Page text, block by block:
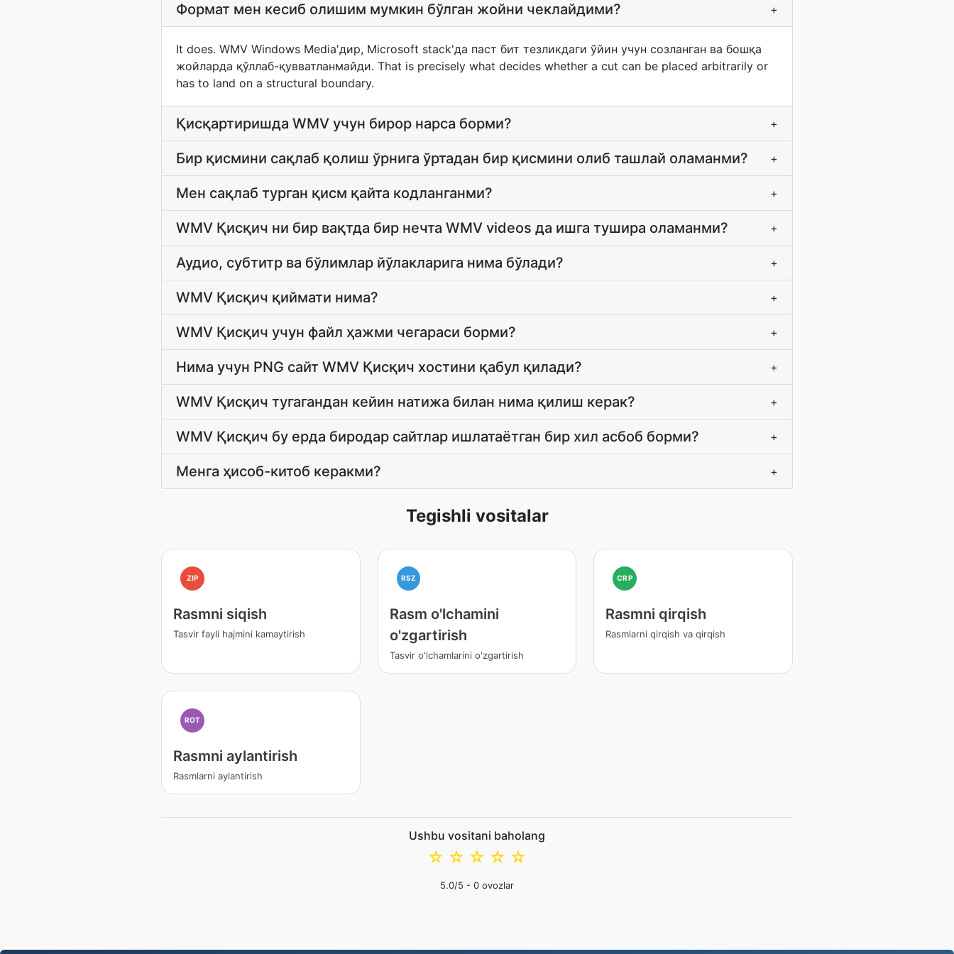
Формат мен кесиб олишим мумкин бўлган жойни чеклайдими? +
It does. WMV Windows Media'дир, Microsoft stack'да паст бит тезликдаги ўйин учун созланган ва бошқа
жойларда қўллаб-қувватланмайди. That is precisely what decides whether a cut can be placed arbitrarily or
has to land on a structural boundary.
Қисқартиришда WMV учун бирор нарса борми? +
Бир қисмини сақлаб қолиш ўрнига ўртадан бир қисмини олиб ташлай оламанми? +
Мен сақлаб турган қисм қайта кодланганми? +
WMV Қисқич ни бир вақтда бир нечта WMV videos да ишга тушира оламанми? +
Аудио, субтитр ва бўлимлар йўлакларига нима бўлади? +
WMV Қисқич қиймати нима? +
WMV Қисқич учун файл ҳажми чегараси борми? +
Нима учун PNG сайт WMV Қисқич хостини қабул қилади? +
WMV Қисқич тугагандан кейин натижа билан нима қилиш керак? +
WMV Қисқич бу ерда биродар сайтлар ишлатаётган бир хил асбоб борми? +
Менга ҳисоб-китоб керакми? +
Tegishli vositalar
ZIP
Rasmni siqish
Tasvir fayli hajmini kamaytirish
RSZ
Rasm o'lchamini
o'zgartirish
Tasvir o'lchamlarini o'zgartirish
CRP
Rasmni qirqish
Rasmlarni qirqish va qirqish
ROT
Rasmni aylantirish
Rasmlarni aylantirish
Ushbu vositani baholang
☆
☆
☆
☆
☆
5.0/5 - 0 ovozlar